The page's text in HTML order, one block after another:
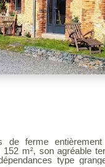
m², son agréable
type